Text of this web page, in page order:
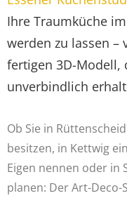
Ihre Traumküche
werden zu lassen –
fertigen 3D-Modell,
unverbindlich
Ob Sie in
besitzen, in Kettwig
Eigen nennen oder in
planen: Der Art-Deco-